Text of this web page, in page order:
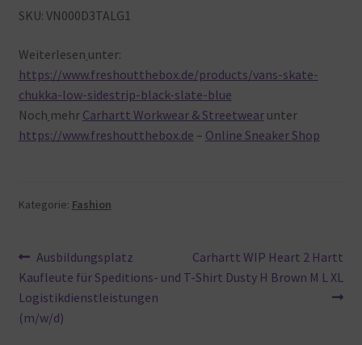
SKU: VN000D3TALG1
Weiterlesen unter:
https://www.freshoutthebox.de/products/vans-skate-
chukka-low-sidestrip-black-slate-blue
Noch mehr Carhartt Workwear & Streetwearunter
https://www.freshoutthebox.de – Online Sneaker Shop
Kategorie: Fashion
Beitragsnavigation
Vorheriger
Beitrag:
Ausbildungsplatz
Kaufleute für Speditions- und
Logistikdienstleistungen
(m/w/d)
Nächster
Beitrag:
Carhartt WIP Heart 2 Hartt
T-Shirt Dusty H Brown M L XL